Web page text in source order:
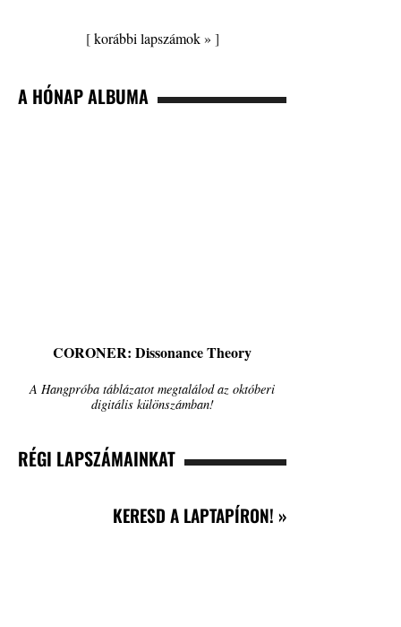
[korábbi lapszámok » ]
A HÓNAP ALBUMA
CORONER: Dissonance Theory
A Hangpróba táblázatot megtalálod az októberi
digitális különszámban!
RÉGI LAPSZÁMAINKAT
KERESD A LAPTAPÍRON! »